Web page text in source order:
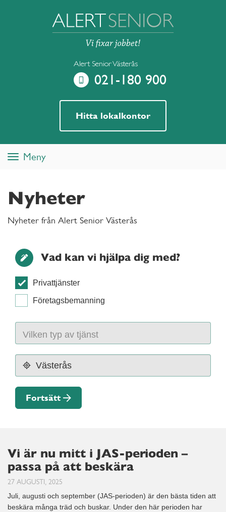
Alert Senior Västerås
021-180 900
Hitta lokalkontor
ToggleMeny
Nyheter
Nyheter från Alert Senior Västerås
Vad kan vi hjälpa dig med?
Privattjänster
Företagsbemanning
Fortsätt
Vi är nu mitt i JAS-perioden –
passa på att beskära
27 AUGUSTI, 2025
Juli, augusti och september (JAS-perioden) är den bästa tiden att
beskära många träd och buskar. Under den här perioden har